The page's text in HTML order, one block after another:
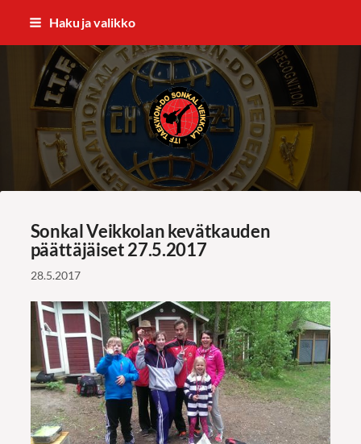
sivun
Haku ja valikko
ITF Taekwon-do Sonkal Veikkola
Sonkal Veikkolan kevätkauden
päättäjäiset 27.5.2017
28.5.2017